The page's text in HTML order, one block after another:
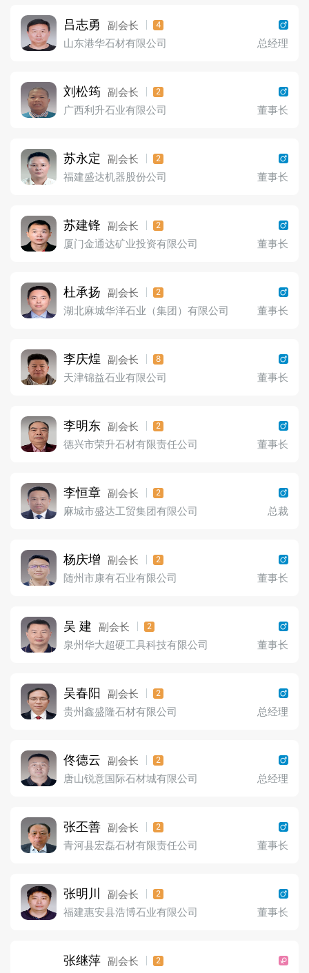
吕志勇 副会长 4
山东港华石材有限公司 总经理
刘松筠 副会长 2
广西利升石业有限公司 董事长
苏永定 副会长 2
福建盛达机器股份公司 董事长
苏建锋 副会长 2
厦门金通达矿业投资有限公司 董事长
杜承扬 副会长 2
湖北麻城华洋石业（集团）有限公司 董事长
李庆煌 副会长 8
天津锦益石业有限公司 董事长
李明东 副会长 2
德兴市荣升石材有限责任公司 董事长
李恒章 副会长 2
麻城市盛达工贸集团有限公司 总裁
杨庆增 副会长 2
随州市康有石业有限公司 董事长
吴 建 副会长 2
泉州华大超硬工具科技有限公司 董事长
吴春阳 副会长 2
贵州鑫盛隆石材有限公司 总经理
佟德云 副会长 2
唐山锐意国际石材城有限公司 总经理
张丕善 副会长 2
青河县宏磊石材有限责任公司 董事长
张明川 副会长 2
福建惠安县浩博石业有限公司 董事长
张继萍 副会长 2